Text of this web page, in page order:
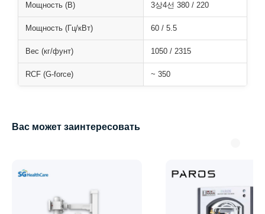
Мощность (В) 3상4선 380 / 220
Мощность (Гц/кВт) 60 / 5.5
Вес (кг/фунт) 1050 / 2315
RCF (G-force) ~ 350
Вас может заинтересовать